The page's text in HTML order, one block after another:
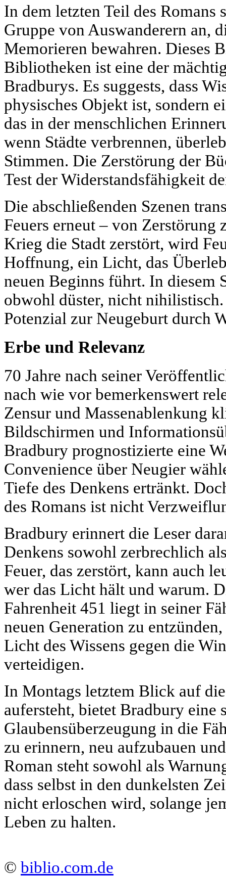
In dem letzten Teil des Romans
Gruppe von Auswanderern an,
Memorieren bewahren. Dieses
Bibliotheken ist eine der
Bradburys. Es suggests, dass
physisches Objekt ist, sondern
das in der menschlichen
wenn Städte verbrennen,
Stimmen. Die Zerstörung der
Test der Widerstandsfähigkeit
Die abschließenden Szenen
Feuers erneut – von Zerstörung
Krieg die Stadt zerstört, wird
Hoffnung, ein Licht, das
neuen Beginns führt. In diesem
obwohl düster, nicht
Potenzial zur Neugeburt durch
Erbe und Relevanz
70 Jahre nach seiner
nach wie vor bemerkenswert
Zensur und Massenablenkung
Bildschirmen und
Bradbury prognostizierte eine
Convenience über Neugier
Tiefe des Denkens ertränkt.
des Romans ist nicht
Bradbury erinnert die Leser
Denkens sowohl zerbrechlich
Feuer, das zerstört, kann auch
wer das Licht hält und warum.
Fahrenheit 451 liegt in seiner
neuen Generation zu
Licht des Wissens gegen die
verteidigen.
In Montags letztem Blick auf
aufersteht, bietet Bradbury eine
Glaubensüberzeugung in die
zu erinnern, neu aufzubauen
Roman steht sowohl als
dass selbst in den dunkelsten
nicht erloschen wird, solange
Leben zu halten.
© biblio.com.de